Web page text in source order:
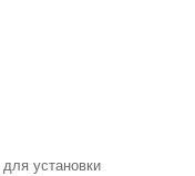
установки